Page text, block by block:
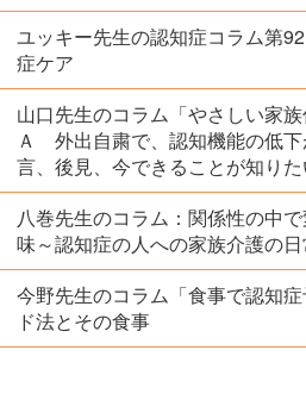
ユッキー先生の認知症コラム第
症ケア
山口先生のコラム「やさしい家
Ａ 外出自粛で、認知機能の低
言、後見、今できることが知り
八巻先生のコラム：関係性の中
味～認知症の人への家族介護の日
今野先生のコラム「食事で認知
ド法とその食事